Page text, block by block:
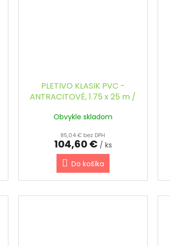
PLETIVO KLASIK PVC -
ANTRACITOVÉ, 1.75 x 25 m /
Obvykle skladom
85,04 € bez DPH
104,60 € / ks
Do košíka